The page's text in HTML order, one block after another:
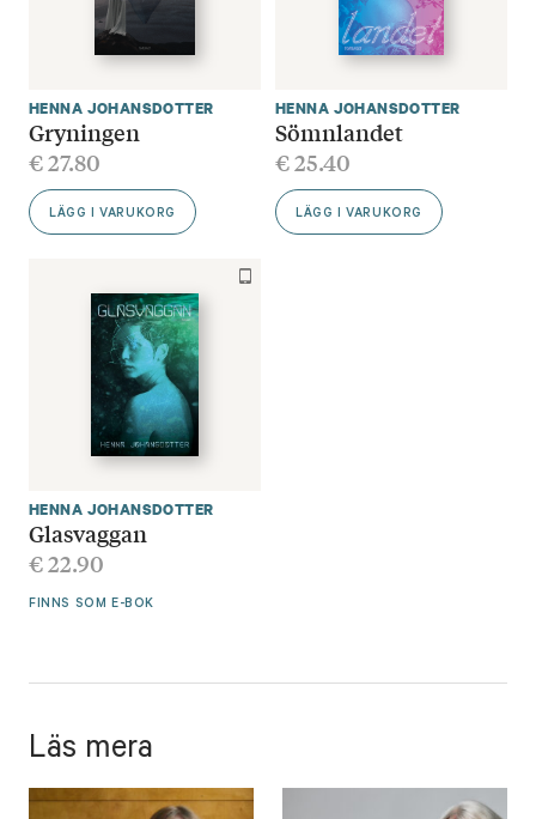
HENNA JOHANSDOTTER
Gryningen
€27.80
LÄGG I VARUKORG
HENNA JOHANSDOTTER
Sömnlandet
€25.40
LÄGG I VARUKORG
HENNA JOHANSDOTTER
Glasvaggan
€22.90
FINNS SOM E-BOK
Läs mera